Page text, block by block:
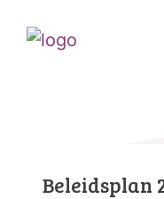
Beleidsplan